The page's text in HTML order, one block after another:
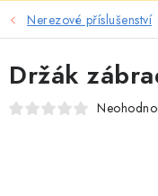
Nerezové příslušenství
Držák